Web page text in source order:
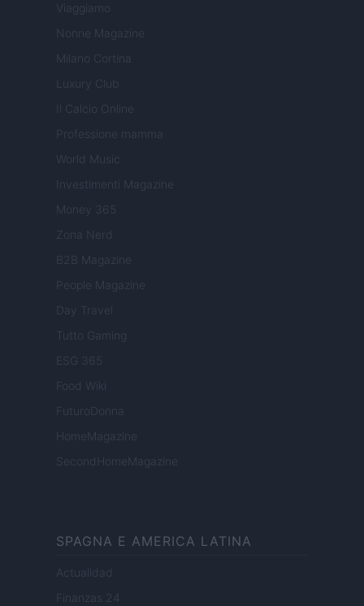
Viaggiamo
Nonne Magazine
Milano Cortina
Luxury Club
Il Calcio Online
Professione mamma
World Music
Investimenti Magazine
Money 365
Zona Nerd
B2B Magazine
People Magazine
Day Travel
Tutto Gaming
ESG 365
Food Wiki
FuturoDonna
HomeMagazine
SecondHomeMagazine
SPAGNA E AMERICA LATINA
Actualidad
Finanzas 24